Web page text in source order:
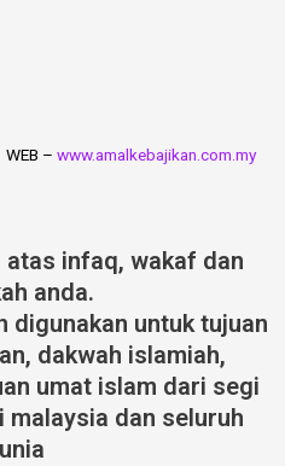
WEB – www.amalkebajikan.com.my
atas infaq, wakaf dan
anda.
digunakan untuk tujuan
dakwah islamiah,
umat islam dari segi
dan seluruh